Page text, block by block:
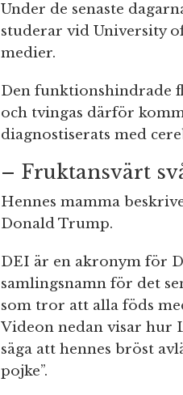
Under de senaste
studerar vid University
medier.
Den funktionshindrade
och tvingas därför
diagnostiserats med
– Fruktansvärt
Hennes mamma
Donald Trump.
DEI är en akronym för
samlingsnamn för det
som tror att alla föds
Videon nedan visar hur
säga att hennes bröst
pojke”.